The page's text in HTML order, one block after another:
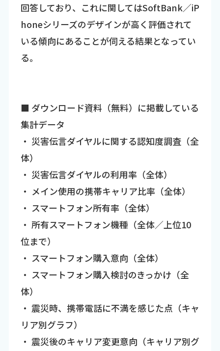
回答しており、これに関してはSoftBank／iP
honeシリーズのデザインが高く評価されて
いる傾向にあることが伺える結果となってい
る。
■ ダウンロード資料（無料）に掲載している
集計データ
・ 災害伝言ダイヤルに関する認知度調査（全
体）
・ 災害伝言ダイヤルの利用率（全体）
・ メイン使用の携帯キャリア比率（全体）
・ スマートフォン所有率（全体）
・ 所有スマートフォン機種（全体／上位10
位まで）
・ スマートフォン購入意向（全体）
・ スマートフォン購入検討のきっかけ（全
体）
・ 震災時、携帯電話に不満を感じた点（キャ
リア別グラフ）
・ 震災後のキャリア変更意向（キャリア別グ